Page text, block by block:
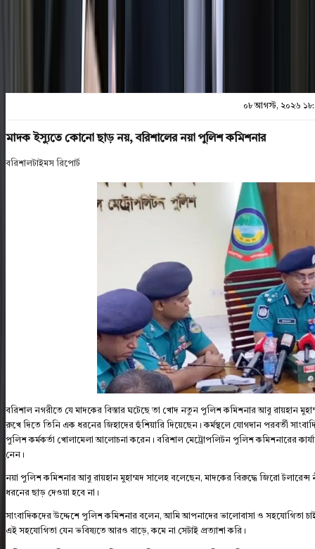
প্রিন্ট এন্ড সেভ
০৮ আগস্ট, ২০২৬
মাদক ইস্যুতে কোনো ছাড় নয়, বরিশালের নয়া পুলিশ কমিশনার
বরিশালটাইমস রিপোর্ট
বরিশাল নগরীতে যে মাদকের বিস্তার ঘটেছে তা খোদ নতুন পুলিশ কমিশনার আবু রায়হান
রুখে দিতে তিনি এক ধরনের জিহাদের হুঁশিয়ারি দিয়েছেন। কর্মস্থলে যোগদান পরবর্তী
পুলিশ কর্মকর্তা খোলামেলা আলোচনা করেন। বরিশাল মেট্রোপলিটন পুলিশ কমিশনারের
নেন।
নয়া পুলিশ কমিশনার আবু রায়হান মুহাম্মদ সালেহ বলেছেন, মাদকের বিরুদ্ধে জিরো টলারেন্স
ধরনের ছাড় দেওয়া হবে না।
সাংবাদিকদের উদ্দেশে পুলিশ কমিশনার বলেন, আমি আপনাদের ভালোবাসা ও সহযোগিতা
এই সহযোগিতা যেন ভবিষ্যতে আরও বাড়ে, কমে না সেটাই প্রত্যাশা করি।